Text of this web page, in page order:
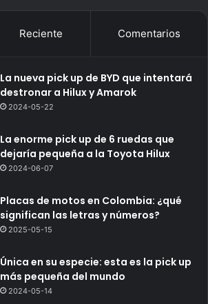
Reciente Comentarios
La nueva pick up de BYD que intentará
destronar a Hilux y Amarok
2024-05-22
La enorme pick up de 6 ruedas que
dejaría pequeña a la Toyota Hilux
2024-06-07
Placas de motos en Colombia: ¿qué
significan las letras y números?
2025-05-15
Única en su especie: esta es la pick up
más pequeña del mundo
2024-05-14